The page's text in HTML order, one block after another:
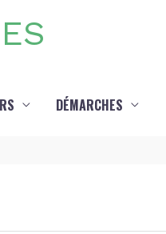
DÉMARCHES